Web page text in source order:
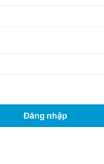
Đăng nhập